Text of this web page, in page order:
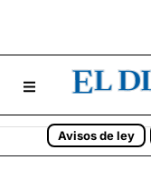
Avisos de ley